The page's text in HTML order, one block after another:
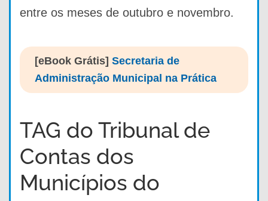
entre os meses de outubro e novembro.
[eBook Grátis] Secretaria de
Administração Municipal na Prática
TAG do Tribunal de
Contas dos
Municípios do